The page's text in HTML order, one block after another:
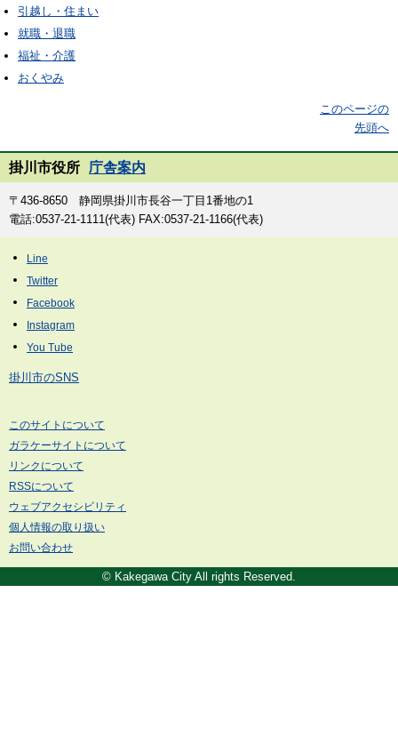
引越し・住まい
就職・退職
福祉・介護
おくやみ
このページの
先頭へ
掛川市役所 庁舎案内
〒436-8650 静岡県掛川市長谷一丁目1番地の1
電話:0537-21-1111(代表) FAX:0537-21-1166(代表)
掛川市のSNS
このサイトについて
ガラケーサイトについて
リンクについて
RSSについて
ウェブアクセシビリティ
個人情報の取り扱い
お問い合わせ
© Kakegawa City All rights Reserved.